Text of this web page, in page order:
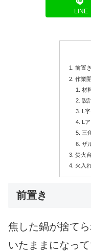
LINE
前置き
作業
材
設
L
L
三
ザ
焚火
火入
前置き
焦した鍋が捨て
いたままになっ